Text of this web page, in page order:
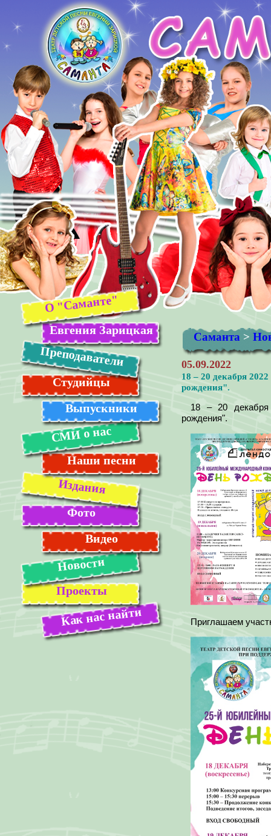
О "Саманте"
Евгения Зарицкая
Преподаватели
Студийцы
Выпускники
СМИ о нас
Наши песни
Издания
Фото
Видео
Новости
Проекты
Как нас найти
Саманта >
05.09.2022
18 – 20 декабря
рождения".
18 – 20 декабря
рождения".
Приглашаем